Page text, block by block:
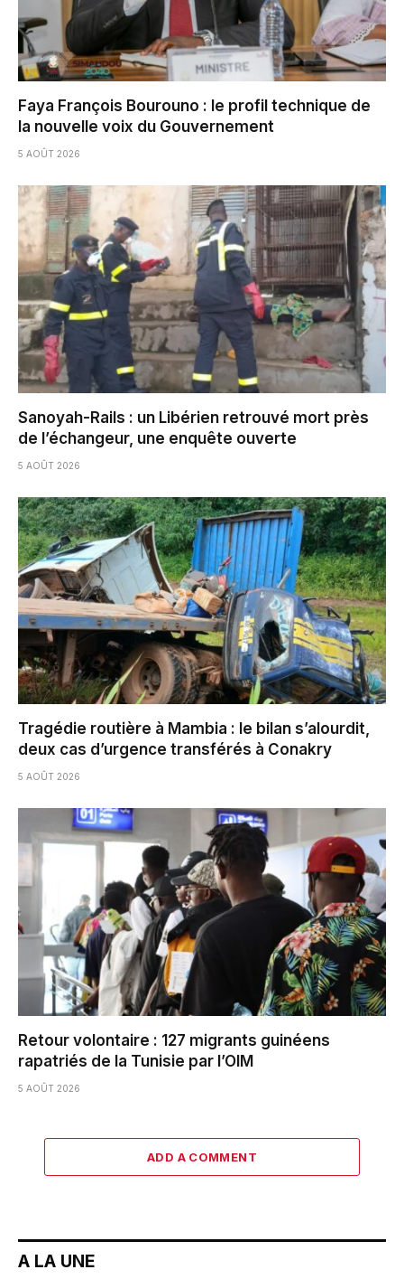
Faya François Bourouno : le profil technique de
la nouvelle voix du Gouvernement
5 AOÛT 2026
Sanoyah-Rails : un Libérien retrouvé mort près
de l’échangeur, une enquête ouverte
5 AOÛT 2026
Tragédie routière à Mambia : le bilan s’alourdit,
deux cas d’urgence transférés à Conakry
5 AOÛT 2026
Retour volontaire : 127 migrants guinéens
rapatriés de la Tunisie par l’OIM
5 AOÛT 2026
ADD A COMMENT
A LA UNE